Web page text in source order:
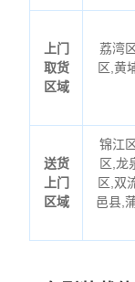
上门
取货
区域
荔湾
区,黄
送货
上门
区域
锦江
区,龙
区,双
邑县,